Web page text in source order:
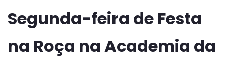
Segunda-feira de Festa
na Roça na Academia da